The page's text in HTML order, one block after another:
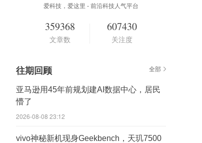
爱科技，爱这里 - 前沿科技人气平台
359368
文章数
607430
关注度
往期回顾 全部
亚马逊用45年前规划建AI数据中心，居民
懵了
2026-08-08 23:12
vivo神秘新机现身Geekbench，天玑7500